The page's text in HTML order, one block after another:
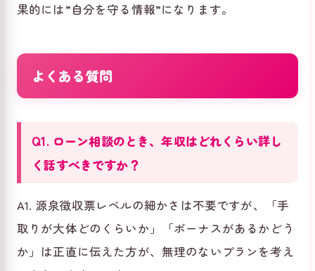
果的には”自分を守る情報”になります。
よくある質問
Q1. ローン相談のとき、年収はどれくらい詳し
く話すべきですか？
A1. 源泉徴収票レベルの細かさは不要ですが、「手
取りが大体どのくらいか」「ボーナスがあるかどう
か」は正直に伝えた方が、無理のないプランを考え